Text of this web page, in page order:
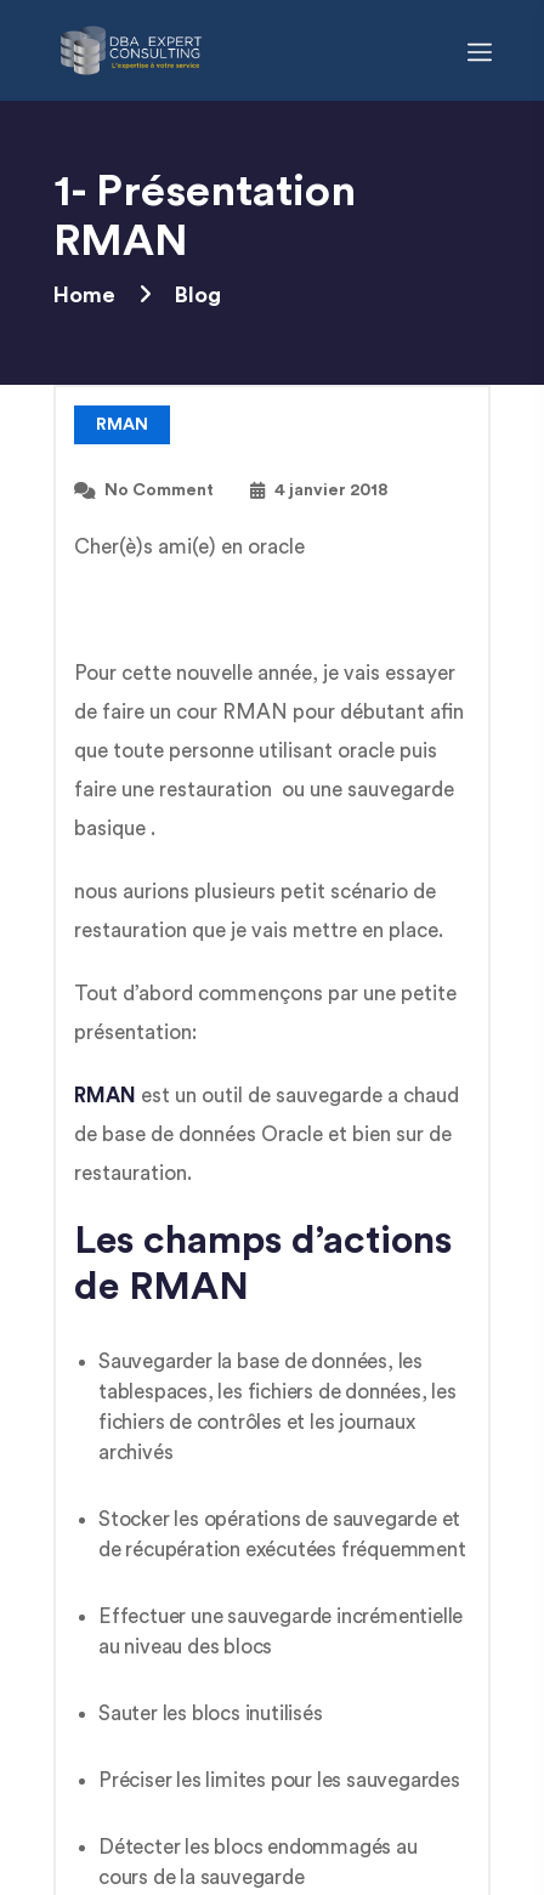
content
1- Présentation
RMAN
Home Blog
RMAN
No Comment 4 janvier 2018
Cher(è)s ami(e) en oracle
Pour cette nouvelle année, je vais essayer
de faire un cour RMAN pour débutant afin
que toute personne utilisant oracle puis
faire une restauration ou une sauvegarde
basique .
nous aurions plusieurs petit scénario de
restauration que je vais mettre en place.
Tout d’abord commençons par une petite
présentation:
RMAN est un outil de sauvegarde a chaud
de base de données Oracle et bien sur de
restauration.
Les champs d’actions
de RMAN
Sauvegarder la base de données, les
tablespaces, les fichiers de données, les
fichiers de contrôles et les journaux
archivés
Stocker les opérations de sauvegarde et
de récupération exécutées fréquemment
Effectuer une sauvegarde incrémentielle
au niveau des blocs
Sauter les blocs inutilisés
Préciser les limites pour les sauvegardes
Détecter les blocs endommagés au
cours de la sauvegarde